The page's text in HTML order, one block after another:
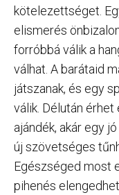
kötelezettséget.
elismerés
forróbbá válik a
válhat. A barátaid
játszanak, és egy
válik. Délután
ajándék, akár egy
új szövetséges
Egészséged most
pihenés